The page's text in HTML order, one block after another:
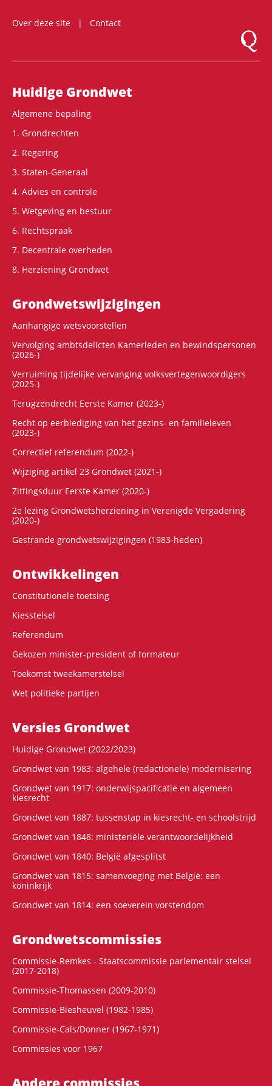
Over deze site
Contact
Logo
Hoofdnavigatie
Huidige Grondwet
Algemene bepaling
1. Grondrechten
2. Regering
3. Staten-Generaal
4. Advies en controle
5. Wetgeving en bestuur
6. Rechtspraak
7. Decentrale overheden
8. Herziening Grondwet
Grondwets­wijzigingen
Aanhangige wetsvoorstellen
Vervolging ambtsdelicten Kamerleden en bewindspersonen
(2026-)
Verruiming tijdelijke vervanging volksvertegenwoordigers
(2025-)
Terugzendrecht Eerste Kamer (2023-)
Recht op eerbiediging van het gezins- en familieleven
(2023-)
Correctief referendum (2022-)
Wijziging artikel 23 Grondwet (2021-)
Zittingsduur Eerste Kamer (2020-)
2e lezing Grondwetsherziening in Verenigde Vergadering
(2020-)
Gestrande grondwetswijzigingen (1983-heden)
Ontwikke­lingen
Constitutionele toetsing
Kiesstelsel
Referendum
Gekozen minister-president of formateur
Toekomst tweekamerstelsel
Wet politieke partijen
Versies Grondwet
Huidige Grondwet (2022/2023)
Grondwet van 1983: algehele (redactionele) modernisering
Grondwet van 1917: onderwijspacificatie en algemeen
kiesrecht
Grondwet van 1887: tussenstap in kiesrecht- en schoolstrijd
Grondwet van 1848: ministeriële verantwoordelijkheid
Grondwet van 1840: België afgesplitst
Grondwet van 1815: samenvoeging met België: een
koninkrijk
Grondwet van 1814: een soeverein vorstendom
Grondwets­commissies
Commissie-Remkes - Staatscommissie parlementair stelsel
(2017-2018)
Commissie-Thomassen (2009-2010)
Commissie-Biesheuvel (1982-1985)
Commissie-Cals/Donner (1967-1971)
Commissies voor 1967